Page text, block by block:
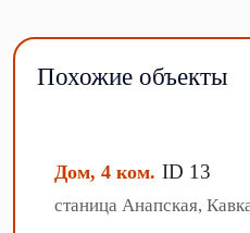
Похожие объекты
Дом, 4 ком. ID 13
станица Анапская,